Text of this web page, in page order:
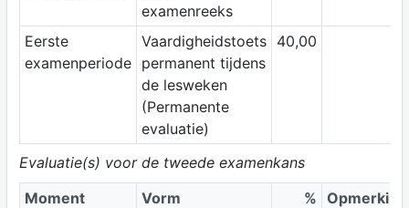
examenreeks
Eerste
examenperiode
Vaardigheidstoets
permanent tijdens
de lesweken
(Permanente
evaluatie)
40,00
Evaluatie(s) voor de tweede examenkans
Moment
Vorm % Opmerking